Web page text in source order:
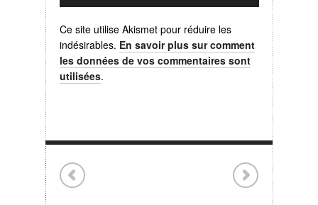
Ce site utilise Akismet pour réduire les
indésirables. En savoir plus sur comment
les données de vos commentaires sont
utilisées.